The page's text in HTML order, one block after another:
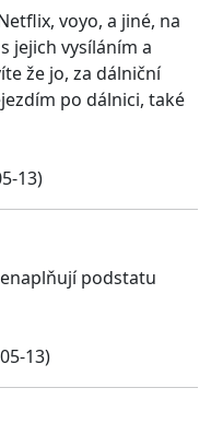
voyo, a jiné, na
jejich vysíláním a
že jo, za dálniční
po dálnici, také
13)
podstatu
13)